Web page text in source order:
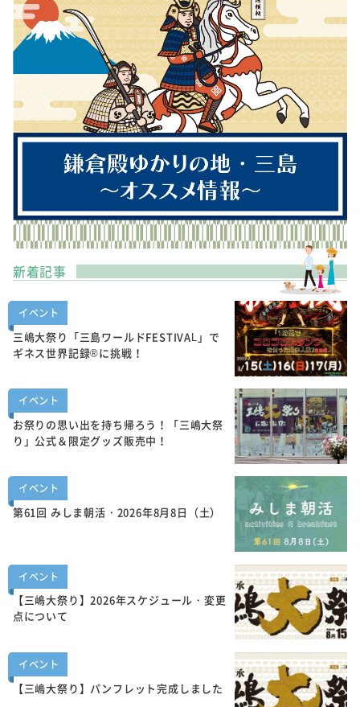
新着記事
イベント
三嶋大祭り「三島ワールドFESTIVAL」で
ギネス世界記録®に挑戦！
イベント
お祭りの思い出を持ち帰ろう！「三嶋大祭
り」公式＆限定グッズ販売中！
イベント
第61回 みしま朝活・2026年8月8日（土）
イベント
【三嶋大祭り】2026年スケジュール・変更
点について
イベント
【三嶋大祭り】パンフレット完成しました